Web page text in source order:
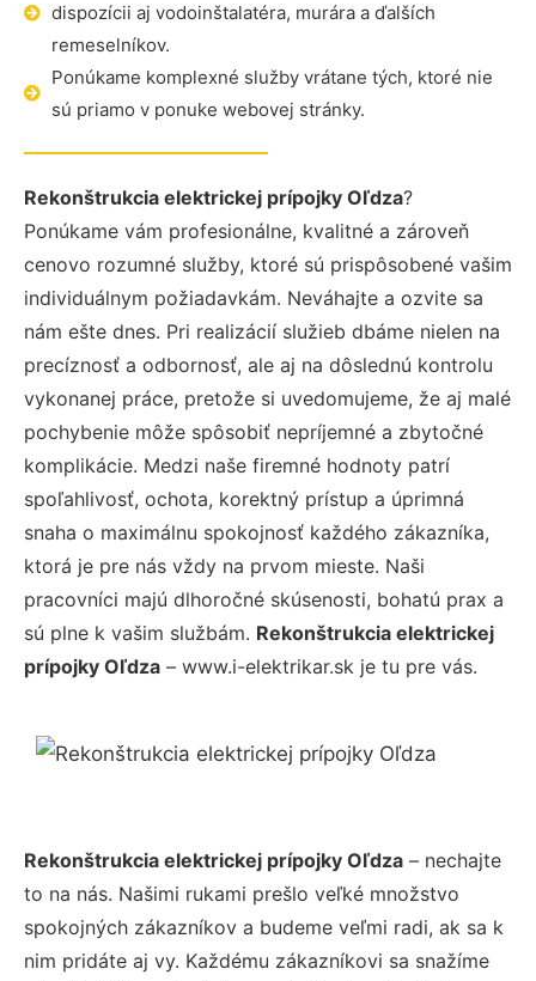
dispozícii aj vodoinštalatéra, murára a ďalších
remeselníkov.
Ponúkame komplexné služby vrátane tých, ktoré nie
sú priamo v ponuke webovej stránky.
Rekonštrukcia elektrickej prípojky Oľdza?
Ponúkame vám profesionálne, kvalitné a zároveň
cenovo rozumné služby, ktoré sú prispôsobené vašim
individuálnym požiadavkám. Neváhajte a ozvite sa
nám ešte dnes. Pri realizácií služieb dbáme nielen na
precíznosť a odbornosť, ale aj na dôslednú kontrolu
vykonanej práce, pretože si uvedomujeme, že aj malé
pochybenie môže spôsobiť nepríjemné a zbytočné
komplikácie. Medzi naše firemné hodnoty patrí
spoľahlivosť, ochota, korektný prístup a úprimná
snaha o maximálnu spokojnosť každého zákazníka,
ktorá je pre nás vždy na prvom mieste. Naši
pracovníci majú dlhoročné skúsenosti, bohatú prax a
sú plne k vašim službám. Rekonštrukcia elektrickej
prípojky Oľdza – www.i-elektrikar.sk je tu pre vás.
Rekonštrukcia elektrickej prípojky Oľdza – nechajte
to na nás. Našimi rukami prešlo veľké množstvo
spokojných zákazníkov a budeme veľmi radi, ak sa k
nim pridáte aj vy. Každému zákazníkovi sa snažíme